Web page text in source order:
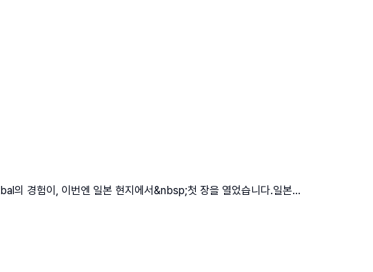
의 경험이, 이번엔 일본 현지에서&nbsp;첫 장을 열었습니다.일본...